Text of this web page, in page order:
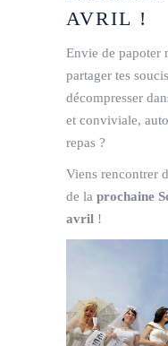
AVRIL !
Envie de papoter
partager tes
décompresser
et conviviale,
repas ?
Viens rencontrer
de la prochaine
avril !